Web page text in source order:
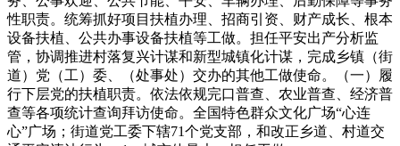
性职责。统筹抓好项目扶植办理、招商引资、财产成长、根本
设备扶植、公共办事设备扶植等工做。担任平安出产分析监
管，协调推进村落复兴计谋和新型城镇化计谋，完成乡镇（街
道）党（工）委、（处事处）交办的其他工做使命。（一）履
行下层党的扶植职责。依法依规完口普查、农业普查、经济普
查等各项统计查询拜访使命。全国特色群众文化广场“心连
心”广场；街道党工委下辖71个党支部，和改正乡道、村道交